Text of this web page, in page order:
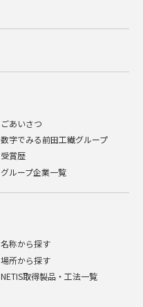
ごあいさつ
数字でみる前田工繊グループ
受賞歴
グループ企業一覧
名称から探す
場所から探す
NETIS取得製品・工法一覧